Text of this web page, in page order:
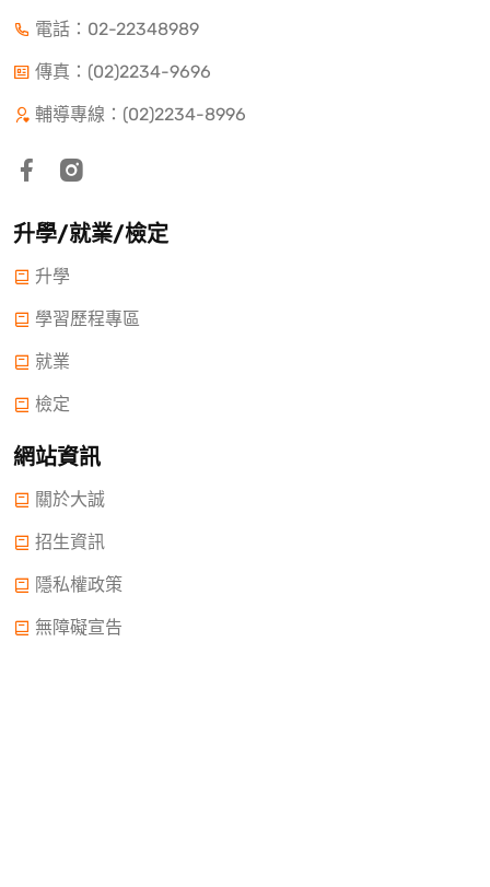
電話： 02-22348989
傳真：(02)2234-9696
輔導專線：(02)2234-8996
升學/就業/檢定
升學
學習歷程專區
就業
檢定
網站資訊
關於大誠
招生資訊
隱私權政策
無障礙宣告